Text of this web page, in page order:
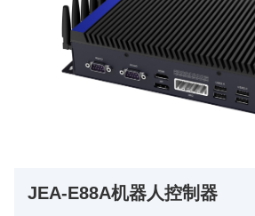
JEA-E88A机器人控制器